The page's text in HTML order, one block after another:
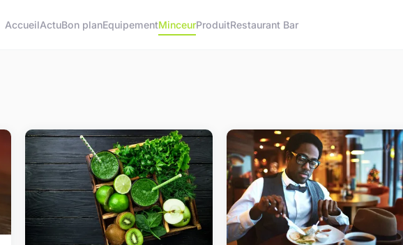
AccueilActuBon planEquipementMinceurProduitRestaurant Bar